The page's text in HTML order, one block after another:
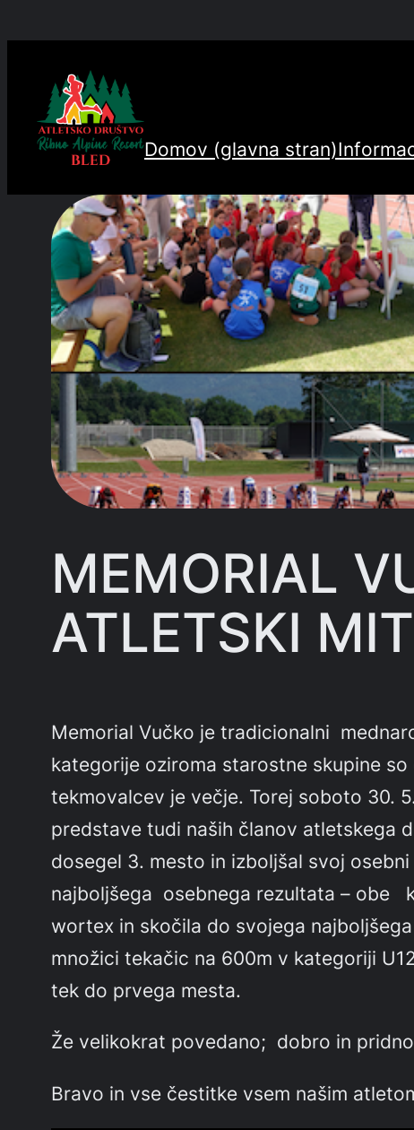
vsebino
Domov (glavna stran)
MEMORIAL
ATLETSKI
Memorial Vučko je tradicionalni
kategorije oziroma starostne skupine
tekmovalcev je večje. Torej soboto 30.
predstave tudi naših članov atletskega
dosegel 3. mesto in izboljšal svoj
najboljšega osebnega rezultata – obe
wortex in skočila do svojega
množici tekačic na 600m v kategoriji
tek do prvega mesta.
Že velikokrat povedano; dobro in
Bravo in vse čestitke vsem našim